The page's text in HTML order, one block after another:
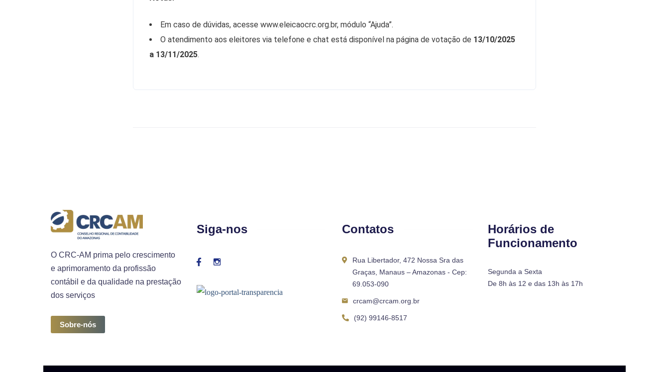
Em caso de dúvidas, acesse www.eleicaocrc.org.br, módulo “Ajuda”.
O atendimento aos eleitores via telefone e chat está disponível na página de votação de 13/10/2025
a 13/11/2025.
O CRC-AM prima pelo crescimento
e aprimoramento da profissão
contábil e da qualidade na prestação
dos serviços
Sobre-nós
Siga-nos Contatos
Rua Libertador, 472 Nossa Sra das
Graças, Manaus – Amazonas - Cep:
69.053-090
crcam@crcam.org.br
(92) 99146-8517
Horários de
Funcionamento
Segunda a Sexta
De 8h às 12 e das 13h às 17h